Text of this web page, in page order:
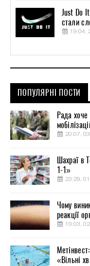
Just Do
стали
19:04,
ПОПУЛЯРНІ ПОСТИ
Рада хоче
20:07, 03
Шахраї в
1-1»
23:29, 01
Чому
реакції
19:03, 02
«Вільні